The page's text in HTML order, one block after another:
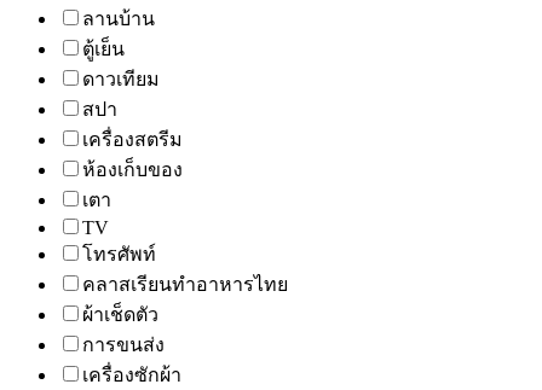
ลานบ้าน
ตู้เย็น
ดาวเทียม
สปา
เครื่องสตรีม
ห้องเก็บของ
เตา
TV
โทรศัพท์
คลาสเรียนทำอาหารไทย
ผ้าเช็ดตัว
การขนส่ง
เครื่องซักผ้า